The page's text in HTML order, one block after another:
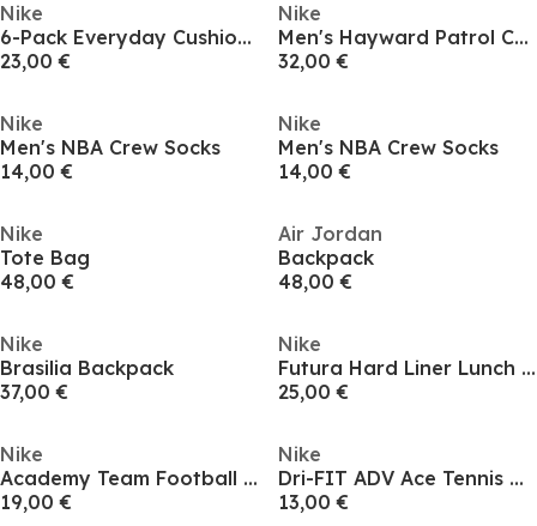
Nike
6-Pack Everyday Cushioned Training Crew Socks
23,00 €
Nike
Men's Hayward Patrol Cross-Body Bag
32,00 €
Nike
Men's NBA Crew Socks
14,00 €
Nike
Men's NBA Crew Socks
14,00 €
Nike
Tote Bag
48,00 €
Air Jordan
Backpack
48,00 €
Nike
Brasilia Backpack
37,00 €
Nike
Futura Hard Liner Lunch Box
25,00 €
Nike
Academy Team Football Backpack (22L) Juniors
19,00 €
Nike
Dri-FIT ADV Ace Tennis Visor
13,00 €